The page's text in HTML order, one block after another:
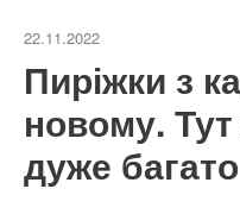
22.11.2022
Пиріжки з
новому. Тут
дуже